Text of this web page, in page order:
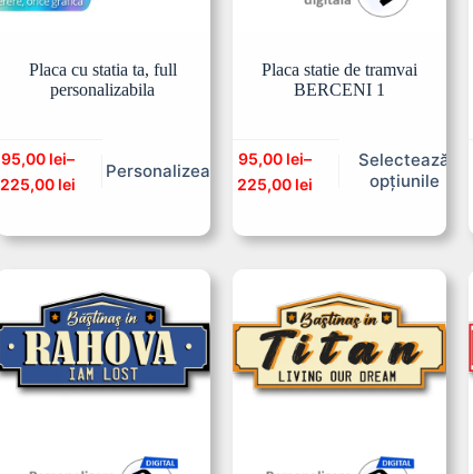
Placa cu statia ta, full
personalizabila
95,00 lei–
225,00 lei
Personalizeaza
Placa statie de tramvai
BERCENI 1
95,00 lei–
225,00 lei
Selectează
opțiunile